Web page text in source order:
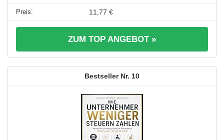
11,77 €
ZUM TOP ANGEBOT »
10